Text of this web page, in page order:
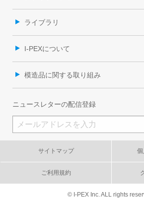
ライブラリ
I-PEXについて
模造品に関する取り組み
ニュースレターの配信登録
サイトマップ 個
ご利用規約
© I-PEX Inc. ALL rights